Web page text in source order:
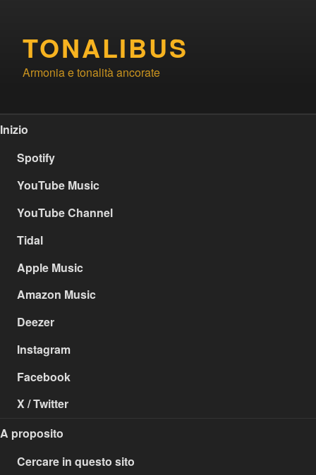
contenutoTONALIBUS
Armonia e tonalità ancorate
Inizio
Spotify
YouTube Music
YouTube Channel
Tidal
Apple Music
Amazon Music
Deezer
Instagram
Facebook
X / Twitter
A proposito
Cercare in questo sito